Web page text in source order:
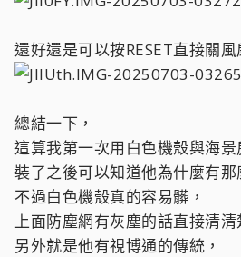
還好還是可以按RESET直接關風
總結一下，
這算我第一次用白色機殼與海景
裝了之後可以知道他為什麼有那
不過白色機殼真的容易髒，
上面防塵網有灰塵的話直接清清
另外就是他有視博通的傳統，